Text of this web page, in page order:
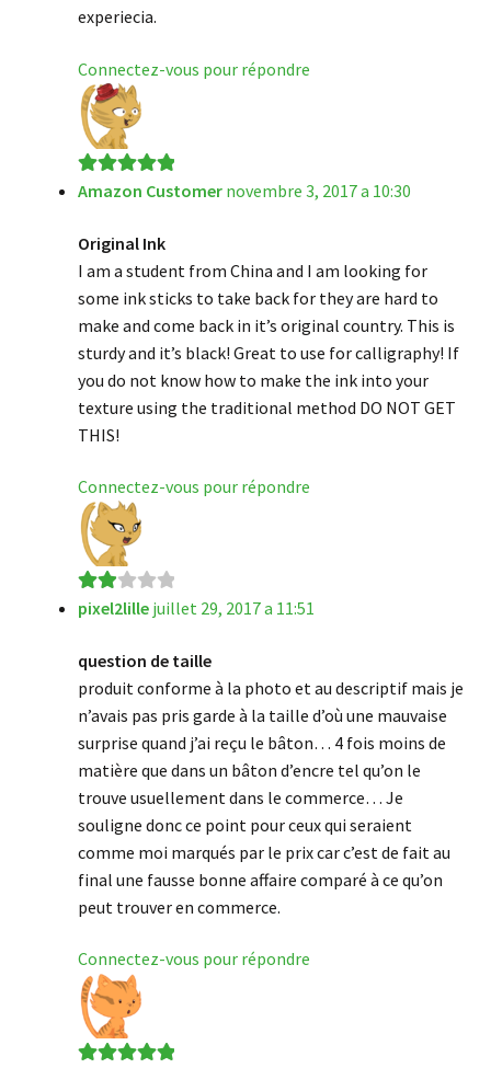
experiecia.
Connectez-vous pour répondre
Note5sur 5
Amazon Customer novembre 3, 2017 a 10:30
Original Ink
I am a student from China and I am looking for
some ink sticks to take back for they are hard to
make and come back in it’s original country. This is
sturdy and it’s black! Great to use for calligraphy! If
you do not know how to make the ink into your
texture using the traditional method DO NOT GET
THIS!
Connectez-vous pour répondre
Note
5
pixel2lille juillet 29, 2017 a 11:51
question de taille
produit conforme à la photo et au descriptif mais je
n’avais pas pris garde à la taille d’où une mauvaise
surprise quand j’ai reçu le bâton… 4 fois moins de
matière que dans un bâton d’encre tel qu’on le
trouve usuellement dans le commerce… Je
souligne donc ce point pour ceux qui seraient
comme moi marqués par le prix car c’est de fait au
final une fausse bonne affaire comparé à ce qu’on
peut trouver en commerce.
Connectez-vous pour répondre